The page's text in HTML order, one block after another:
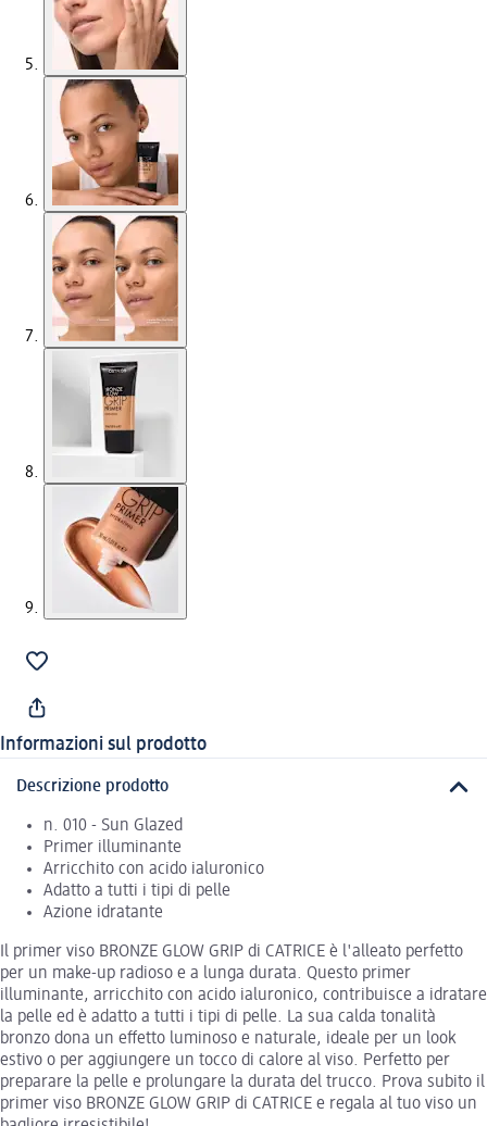
Informazioni sul prodotto
Descrizione prodotto
n. 010 - Sun Glazed
Primer illuminante
Arricchito con acido ialuronico
Adatto a tutti i tipi di pelle
Azione idratante
Il primer viso BRONZE GLOW GRIP di CATRICE è l'alleato perfetto
per un make-up radioso e a lunga durata. Questo primer
illuminante, arricchito con acido ialuronico, contribuisce a idratare
la pelle ed è adatto a tutti i tipi di pelle. La sua calda tonalità
bronzo dona un effetto luminoso e naturale, ideale per un look
estivo o per aggiungere un tocco di calore al viso. Perfetto per
preparare la pelle e prolungare la durata del trucco. Prova subito il
primer viso BRONZE GLOW GRIP di CATRICE e regala al tuo viso un